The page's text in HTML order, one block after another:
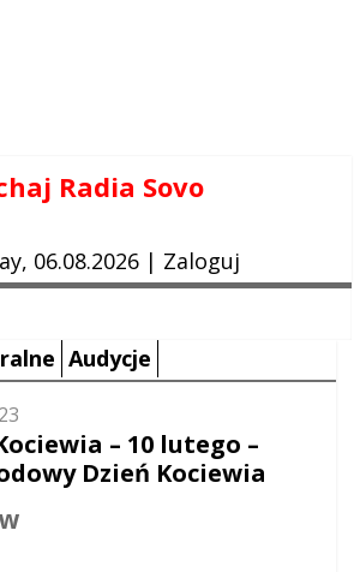
Radia Sovo
06.08.2026 | Zaloguj
Audycje
– 10 lutego –
Dzień Kociewia